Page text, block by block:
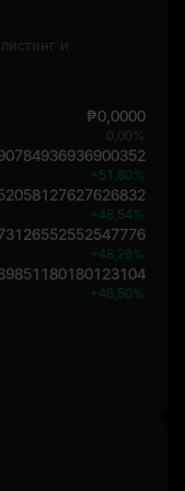
и
₱0,0000
0,00%
+51,80%
+48,54%
+48,26%
+46,50%